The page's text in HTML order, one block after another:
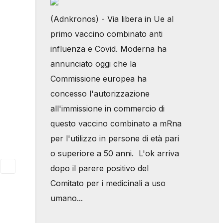
(Adnkronos) - Via libera in Ue al
primo vaccino combinato anti
influenza e Covid. Moderna ha
annunciato oggi che la
Commissione europea ha
concesso l'autorizzazione
all'immissione in commercio di
questo vaccino combinato a mRna
per l'utilizzo in persone di età pari
o superiore a 50 anni. L'ok arriva
dopo il parere positivo del
Comitato per i medicinali a uso
umano...